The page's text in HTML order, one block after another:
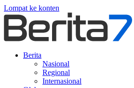
Lompat ke konten
Berita
Nasional
Regional
Internasional